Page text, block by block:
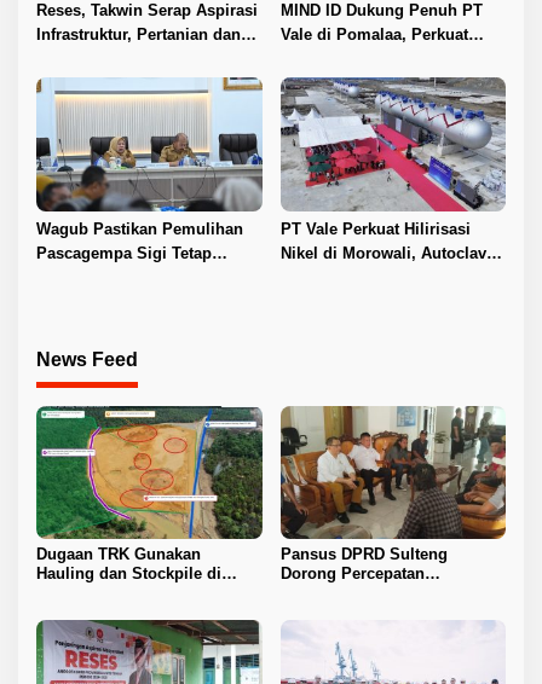
Reses, Takwin Serap Aspirasi
Infrastruktur, Pertanian dan
MIND ID Dukung Penuh PT
Vale di Pomalaa, Perkuat
Hilirisasi Nikel
Wagub Pastikan Pemulihan
Pascagempa Sigi Tetap
PT Vale Perkuat Hilirisasi
Nikel di Morowali, Autoclave
News Feed
Dugaan TRK Gunakan
Hauling dan Stockpile di
Pansus DPRD Sulteng
Dorong Percepatan